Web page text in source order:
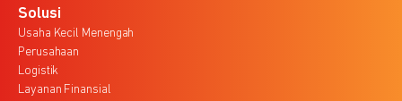
Solusi
Usaha Kecil Menengah
Perusahaan
Logistik
Layanan Finansial